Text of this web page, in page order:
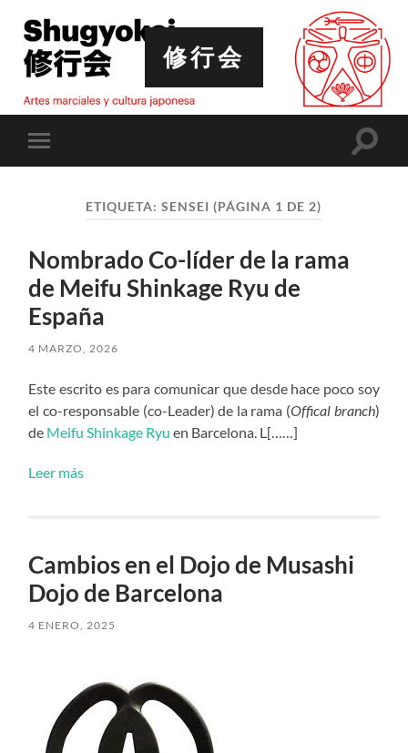
修行会
Alternar
el
ETIQUETA:SENSEI (PÁGINA 1 DE 2)
Nombrado Co-líder de la rama
de Meifu Shinkage Ryu de
España
4 MARZO, 2026
Este escrito es para comunicar que desde hace poco soy
el co-responsable (co-Leader) de la rama (Offical branch)
de Meifu Shinkage Ryu en Barcelona. L[……]
Leer más
Cambios en el Dojo de Musashi
Dojo de Barcelona
4 ENERO, 2025